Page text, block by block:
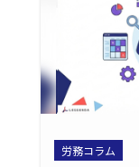
労務コラム